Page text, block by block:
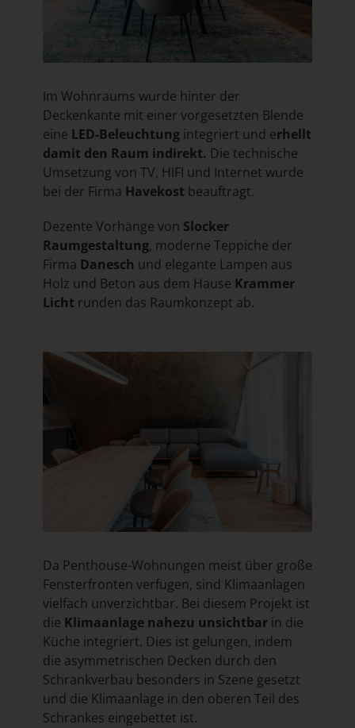
Im Wohnraums wurde hinter der
Deckenkante mit einer vorgesetzten Blende
eine LED-Beleuchtungintegriert und erhellt
damit den Raum indirekt. Die technische
Umsetzung von TV, HIFI und Internet wurde
bei der Firma Havekost beauftragt.
Dezente Vorhänge von Slocker
Raumgestaltung, moderne Teppiche der
Firma Danesch und elegante Lampen aus
Holz und Beton aus dem Hause Krammer
Licht runden das Raumkonzept ab.
Da Penthouse-Wohnungen meist über große
Fensterfronten verfügen, sind Klimaanlagen
vielfach unverzichtbar. Bei diesem Projekt ist
die Klimaanlage nahezu unsichtbarin die
Küche integriert. Dies ist gelungen, indem
die asymmetrischen Decken durch den
Schrankverbau besonders in Szene gesetzt
und die Klimaanlage in den oberen Teil des
Schrankes eingebettet ist.